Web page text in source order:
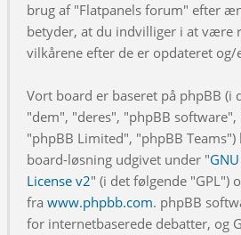
brug af "Flatpanels forum" efter
betyder, at du indvilliger i at være
vilkårene efter de er opdateret
Vort board er baseret på phpBB (i
"dem", "deres", "phpBB
"phpBB Limited", "phpBB
board-løsning udgivet under "
License v2" (i det følgende "GPL")
fra www.phpbb.com. phpBB
for internetbaserede debatter, og